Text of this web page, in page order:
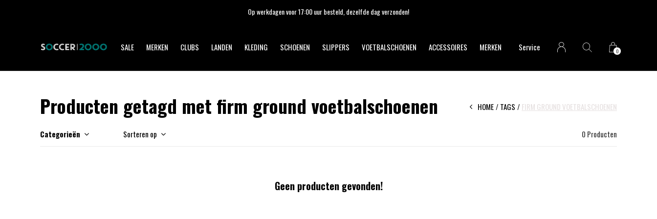
SALE MERKEN CLUBS LANDEN KLEDING SCHOENEN SLIPPERS VOETBALSCHOENEN ACCESSOIRES MERKEN Service 0
Op werkdagen voor 17:00 uur besteld, dezelfde dag verzonden!
Producten getagd met firm ground voetbalschoenen HOME TAGS FIRM GROUND VOETBALSCHOENEN
Categorieën Sorteren op 0 Producten
Geen producten gevonden!